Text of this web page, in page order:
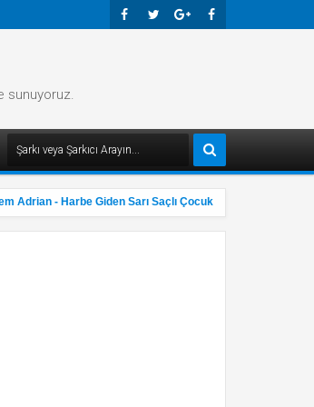
sunuyoruz.
Adrian - Harbe Giden Sarı Saçlı Çocuk Şarkı Sözü